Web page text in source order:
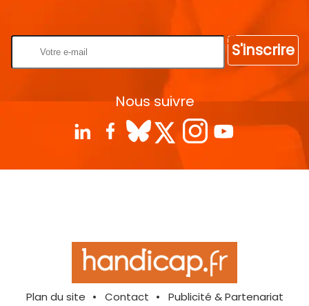
S'inscrire
Nous suivre
Plan du site Contact
Publicité & Partenariat